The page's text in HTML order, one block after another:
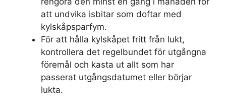
att undvika isbitar som doftar med
kylskåpsparfym.
För att hålla kylskåpet fritt från lukt,
kontrollera det regelbundet för utgångna
föremål och kasta ut allt som har
passerat utgångsdatumet eller börjar
lukta.